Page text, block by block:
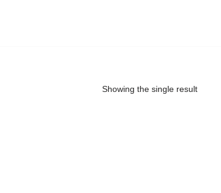
Showing the single result